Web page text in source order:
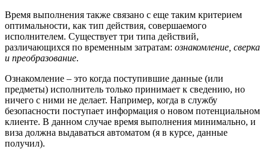
Время выполнения также связано с еще таким критерием
оптимальности, как тип действия, совершаемого
исполнителем. Существует три типа действий,
различающихся по временным затратам: ознакомление, сверка
и преобразование.
Ознакомление – это когда поступившие данные (или
предметы) исполнитель только принимает к сведению, но
ничего с ними не делает. Например, когда в службу
безопасности поступает информация о новом потенциальном
клиенте. В данном случае время выполнения минимально, и
виза должна выдаваться автоматом (я в курсе, данные
получил).